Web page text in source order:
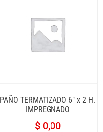
PAÑO TERMATIZADO 6″ x 2 H.
IMPREGNADO
$0,00